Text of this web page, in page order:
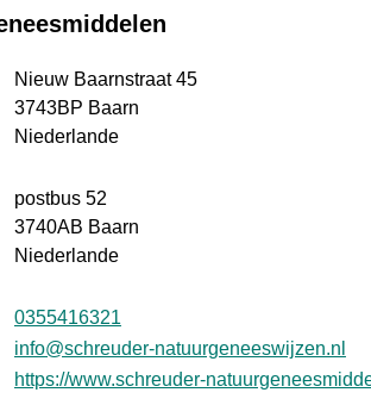
Nieuw Baarnstraat 45
3743BP Baarn
Niederlande
postbus 52
3740AB Baarn
Niederlande
0355416321
info@schreuder-natuurgeneeswijzen.nl
https://www.schreuder-